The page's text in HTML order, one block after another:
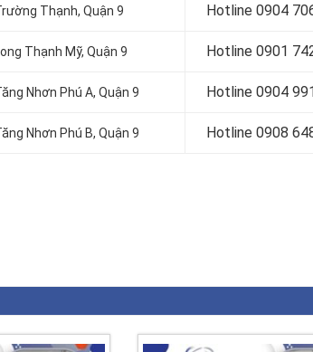
Thạnh, Quận 9 Hotline 0904
Thạnh Mỹ, Quận 9 Hotline 0901
Nhơn Phú A, Quận 9 Hotline 0904
Nhơn Phú B, Quận 9 Hotline 0908